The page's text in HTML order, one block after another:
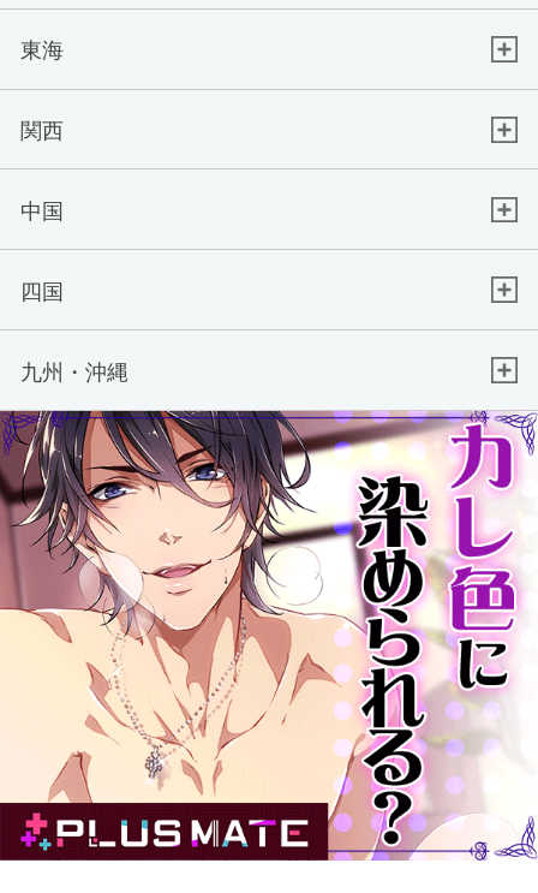
東海
関西
中国
四国
九州・沖縄